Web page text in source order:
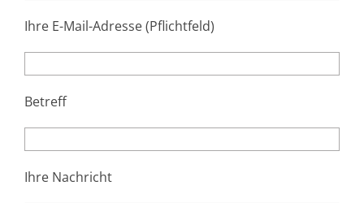
Ihre E-Mail-Adresse (Pflichtfeld)
Betreff
Ihre Nachricht